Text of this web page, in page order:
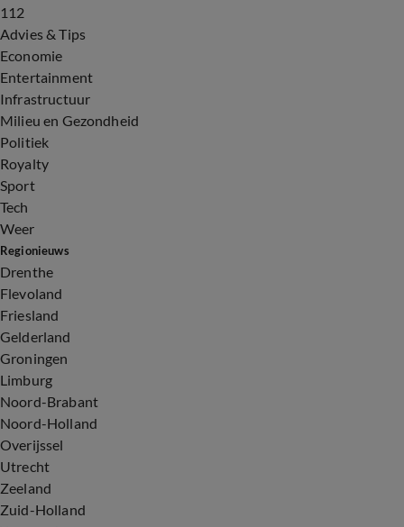
112
Advies & Tips
Economie
Entertainment
Infrastructuur
Milieu en Gezondheid
Politiek
Royalty
Sport
Tech
Weer
Regionieuws
Drenthe
Flevoland
Friesland
Gelderland
Groningen
Limburg
Noord-Brabant
Noord-Holland
Overijssel
Utrecht
Zeeland
Zuid-Holland